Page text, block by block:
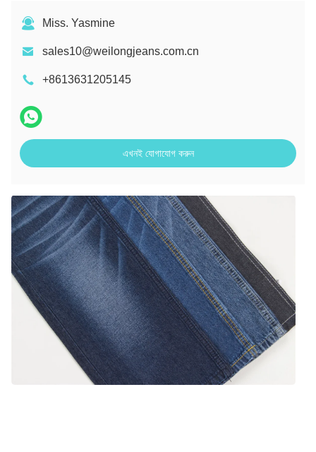
Miss. Yasmine
sales10@weilongjeans.com.cn
+8613631205145
এখনই যোগাযোগ করুন